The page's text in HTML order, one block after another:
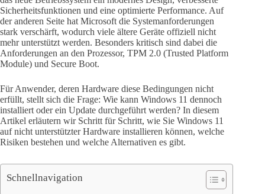
Sicherheitsfunktionen und eine optimierte Performance. Auf
der anderen Seite hat Microsoft die Systemanforderungen
stark verschärft, wodurch viele ältere Geräte offiziell nicht
mehr unterstützt werden. Besonders kritisch sind dabei die
Anforderungen an den Prozessor, TPM 2.0 (Trusted Platform
Module) und Secure Boot.
Für Anwender, deren Hardware diese Bedingungen nicht
erfüllt, stellt sich die Frage: Wie kann Windows 11 dennoch
installiert oder ein Update durchgeführt werden? In diesem
Artikel erläutern wir Schritt für Schritt, wie Sie Windows 11
auf nicht unterstützter Hardware installieren können, welche
Risiken bestehen und welche Alternativen es gibt.
Schnellnavigation